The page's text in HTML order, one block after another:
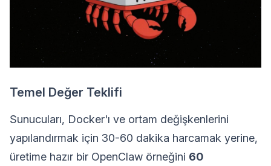
Temel Değer Teklifi
Sunucuları, Docker'ı ve ortam değişkenlerini
yapılandırmak için 30-60 dakika harcamak yerine,
üretime hazır bir OpenClaw örneğini 60